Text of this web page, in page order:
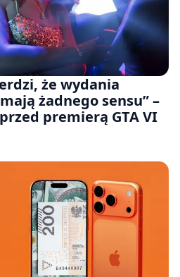
że wydania
żadnego sensu” –
premierą GTA VI